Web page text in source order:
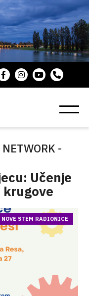
-
Učenje
NOVE STEM RADIONICE